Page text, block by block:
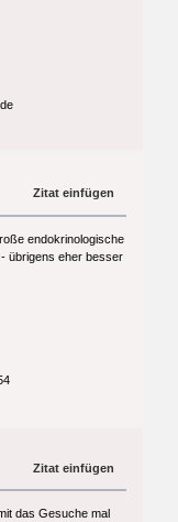
Zitat einfügen
endokrinologische
übrigens eher besser
Zitat einfügen
das Gesuche mal